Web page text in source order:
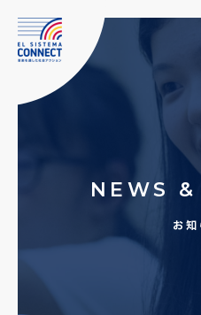
NEWS
お知